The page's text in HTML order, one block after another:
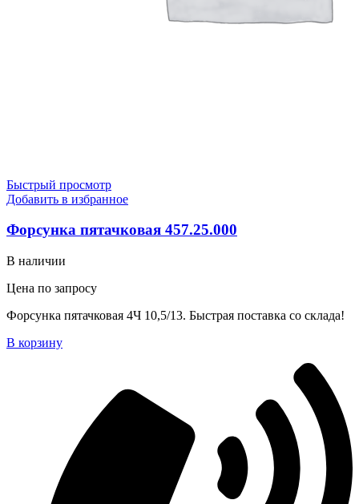
Быстрый просмотр
Добавить в избранное
Форсунка пятачковая 457.25.000
В наличии
Цена по запросу
Форсунка пятачковая 4Ч 10,5/13. Быстрая поставка со склада!
В корзину